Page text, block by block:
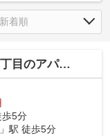
のアパート
歩5分
」駅 徒歩5分